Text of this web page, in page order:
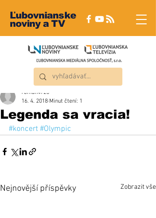
Ľubovnianske
noviny a TV
Legenda sa vracia!
roman4723
16. 4. 2018 Minut čtení: 1
#koncert #Olympic
Nejnovější příspěvky Zobrazit vše